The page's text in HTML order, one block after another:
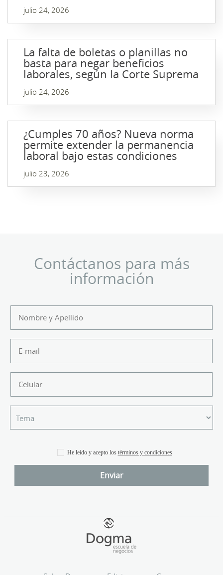
julio 24, 2026
La falta de boletas o planillas no
basta para negar beneficios
laborales, según la Corte Suprema
julio 24, 2026
¿Cumples 70 años? Nueva norma
permite extender la permanencia
laboral bajo estas condiciones
julio 23, 2026
Contáctanos para más
información
He leído y acepto los términos y condiciones